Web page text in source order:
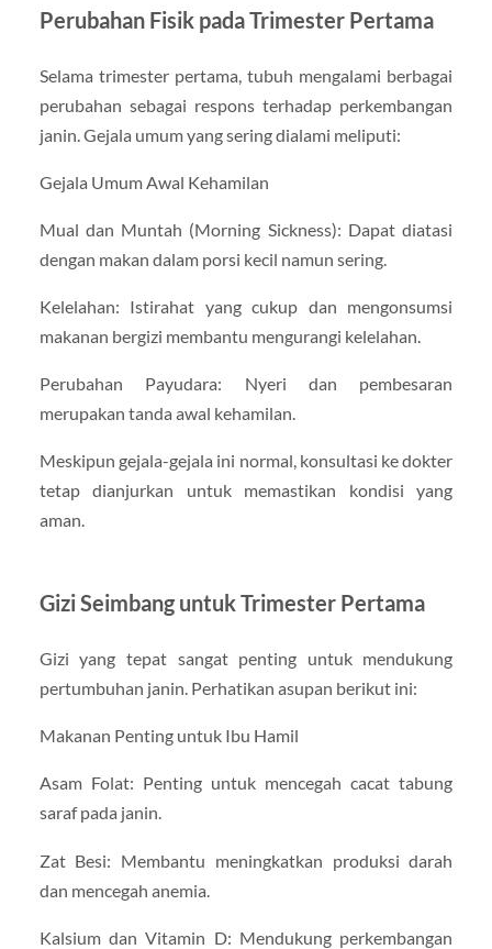
Perubahan Fisik pada Trimester Pertama
Selama trimester pertama, tubuh mengalami berbagai
perubahan sebagai respons terhadap perkembangan
janin. Gejala umum yang sering dialami meliputi:
Gejala Umum Awal Kehamilan
Mual dan Muntah (Morning Sickness): Dapat diatasi
dengan makan dalam porsi kecil namun sering.
Kelelahan: Istirahat yang cukup dan mengonsumsi
makanan bergizi membantu mengurangi kelelahan.
Perubahan Payudara: Nyeri dan pembesaran
merupakan tanda awal kehamilan.
Meskipun gejala-gejala ini normal, konsultasi ke dokter
tetap dianjurkan untuk memastikan kondisi yang
aman.
Gizi Seimbang untuk Trimester Pertama
Gizi yang tepat sangat penting untuk mendukung
pertumbuhan janin. Perhatikan asupan berikut ini:
Makanan Penting untuk Ibu Hamil
Asam Folat: Penting untuk mencegah cacat tabung
saraf pada janin.
Zat Besi: Membantu meningkatkan produksi darah
dan mencegah anemia.
Kalsium dan Vitamin D: Mendukung perkembangan